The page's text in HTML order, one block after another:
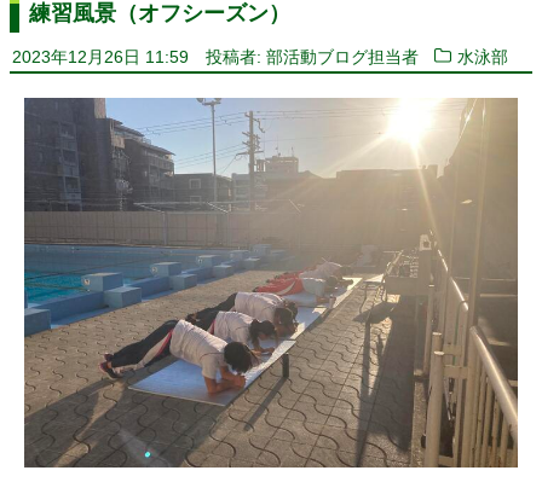
練習風景（オフシーズン）
2023年12月26日 11:59 投稿者: 部活動ブログ担当者 水泳部